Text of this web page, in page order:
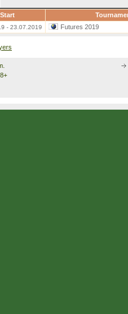
Start
- 23.07.2019 Futures 2019